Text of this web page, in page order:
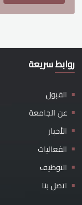
روابط سريعة
القبول
عن الجامعة
الأخبار
الفعاليات
التوظيف
اتصل بنا